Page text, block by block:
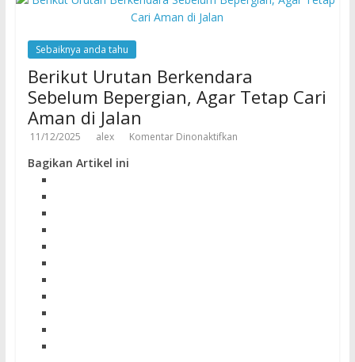
Sebaiknya anda tahu
Berikut Urutan Berkendara
Sebelum Bepergian, Agar Tetap Cari
Aman di Jalan
11/12/2025 alex Komentar Dinonaktifkan
Bagikan Artikel ini